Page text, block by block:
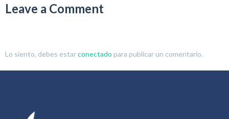
Leave a Comment
Lo siento, debes estarconectado para publicar un comentario.